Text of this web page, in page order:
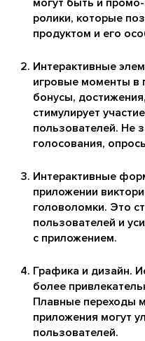
могут быть и
ролики, которые
продуктом и его
Интерактивные
игровые моменты в
бонусы,
стимулирует
пользователей. Не
голосования,
Интерактивные
приложении
головоломки. Это
пользователей и
с приложением.
Графика и дизайн.
более
Плавные переходы
приложения могут
пользователей.